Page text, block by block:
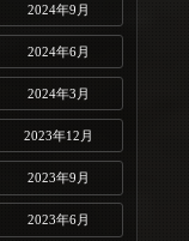
2024年9月
2024年6月
2024年3月
2023年12月
2023年9月
2023年6月